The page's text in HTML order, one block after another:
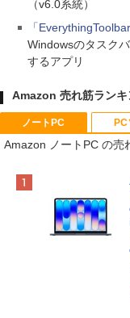
（v6.0系統）
「
Windowsのタスク
するアプリ
Amazon 売れ筋ランキ
ノートPC
Amazon ノートPC の売
PC